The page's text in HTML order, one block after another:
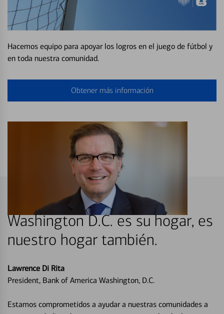
Hacemos equipo para apoyar los logros en el juego de fútbol y
en toda nuestra comunidad.
Obtener más información
Washington D.C. es su hogar, es
nuestro hogar también.
Lawrence Di Rita
President, Bank of America Washington, D.C.
Estamos comprometidos a ayudar a nuestras comunidades a